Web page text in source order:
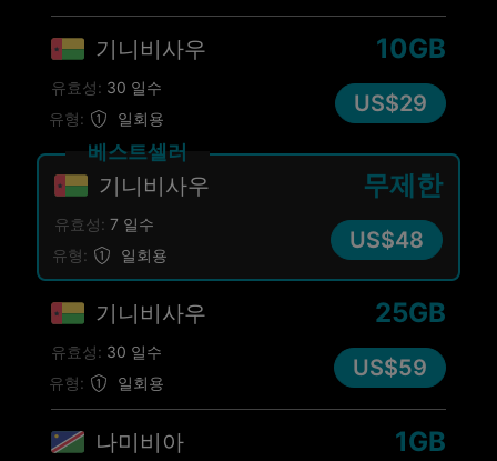
기니비사우
유형: 일회용
10GB
유효성: 30 일수
US$29
기니비사우
유형: 일회용
무제한
유효성: 7 일수
US$48
베스트셀러
기니비사우
유형: 일회용
25GB
유효성: 30 일수
US$59
나미비아 1GB